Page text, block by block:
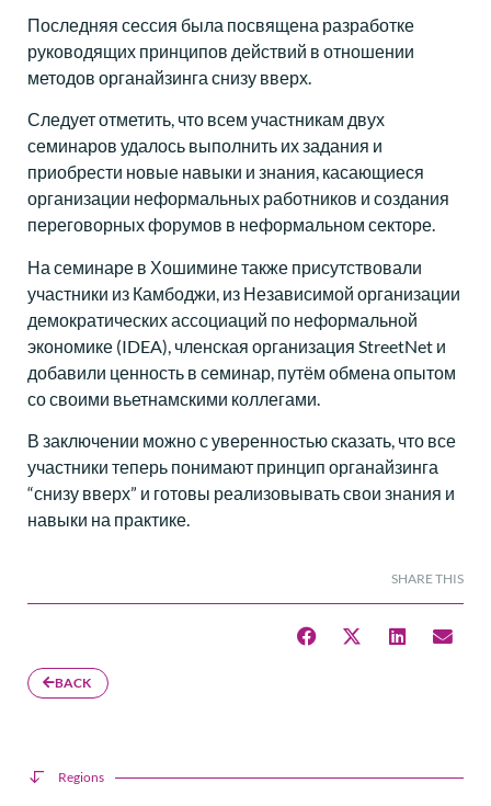
Последняя сессия была посвящена разработке
руководящих принципов действий в отношении
методов органайзинга снизу вверх.
Следует отметить, что всем участникам двух
семинаров удалось выполнить их задания и
приобрести новые навыки и знания, касающиеся
организации неформальных работников и создания
переговорных форумов в неформальном секторе.
На семинаре в Хошимине также присутствовали
участники из Камбоджи, из Независимой организации
демократических ассоциаций по неформальной
экономике (IDEA), членская организация StreetNet и
добавили ценность в семинар, путём обмена опытом
со своими вьетнамскими коллегами.
В заключении можно с уверенностью сказать, что все
участники теперь понимают принцип органайзинга
“снизу вверх” и готовы реализовывать свои знания и
навыки на практике.
SHARE THIS
BACK
Regions